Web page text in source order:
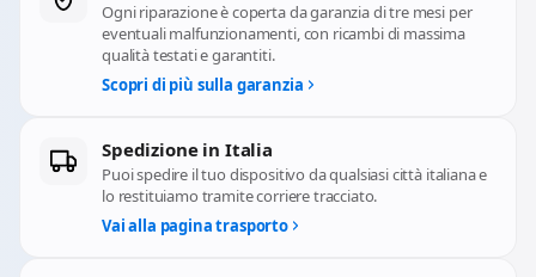
Ogni riparazione è coperta da garanzia di tre mesi per
eventuali malfunzionamenti, con ricambi di massima
qualità testati e garantiti.
Scopri di più sulla garanzia
Spedizione in Italia
Puoi spedire il tuo dispositivo da qualsiasi città italiana e
lo restituiamo tramite corriere tracciato.
Vai alla pagina trasporto